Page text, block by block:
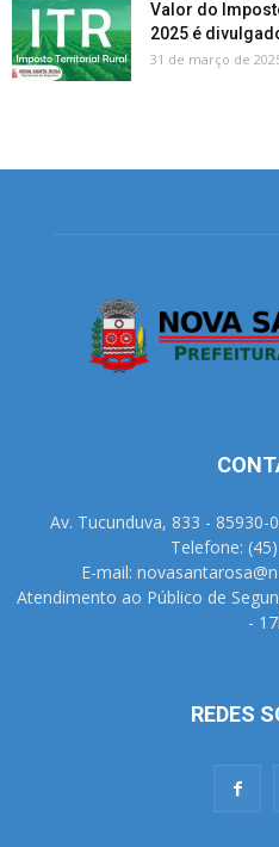
Valor do
2025 é
31 de março de
Av. Tucunduva, 833 - 85930-
Telefone:
E-mail:
Atendimento ao Público de
-
REDES